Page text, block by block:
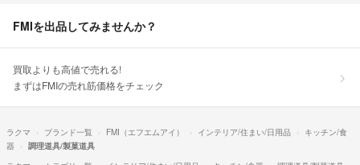
FMIを出品してみませんか？
買取よりも高値で売れる!
まずはFMIの売れ筋価格をチェック
ラクマ ブランド一覧 FMI（エフエムアイ） インテリア/住まい/日用品
キッチン/食
器
調理道具/製菓道具